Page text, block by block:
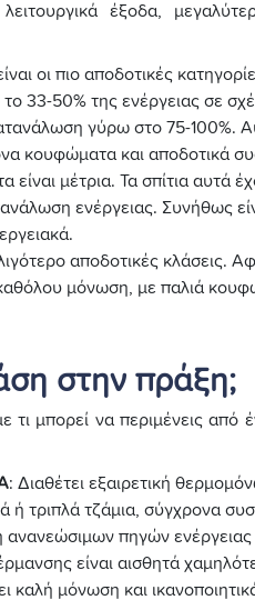
έξοδα,
οι πιο αποδοτικές
33-50% της ενέργειας σε
γύρω στο 75-100%.
κουφώματα και αποδοτικά
είναι μέτρια. Τα σπίτια αυτά
ενέργειας. Συνήθως
λιγότερο αποδοτικές κλάσεις.
καθόλου μόνωση, με παλιά
στην πράξη;
τι μπορεί να περιμένεις από
: Διαθέτει εξαιρετική
ή τριπλά τζάμια, σύγχρονα
ανανεώσιμων πηγών
είναι αισθητά
καλή μόνωση και